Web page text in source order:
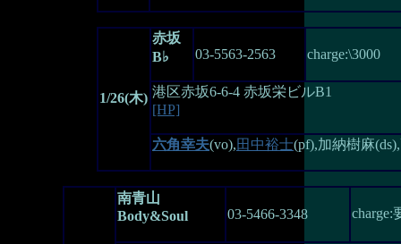
1/26(木)
赤坂
B♭
03-5563-2563 charge:\3000
港区赤坂6-6-4 赤坂栄ビルB1
[HP]
六角幸夫(vo),田中裕士(pf),加納樹麻
南青山
Body&Soul
03-5466-3348 charge: